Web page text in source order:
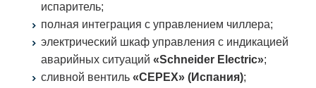
испаритель;
полная интеграция с управлением чиллера;
электрический шкаф управления с индикацией
аварийных ситуаций «Schneider Electric»;
сливной вентиль «CEPEX» (Испания);